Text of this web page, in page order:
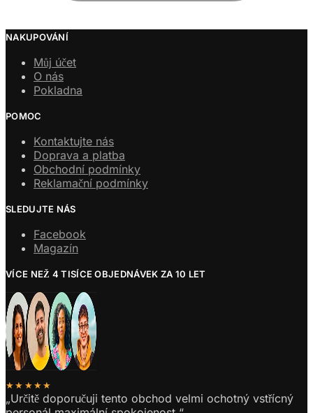
NAKUPOVÁNÍ
Můj účet
O nás
Pokladna
POMOC
Kontaktujte nás
Doprava a platba
Obchodní podmínky
Reklamační podmínky
SLEDUJTE NÁS
Facebook
Magazín
VÍCE NEŽ 4 TISÍCE OBJEDNÁVEK ZA 10 LET
★★★★★
„Určitě doporučuji tento obchod velmi ochotný vstřícný